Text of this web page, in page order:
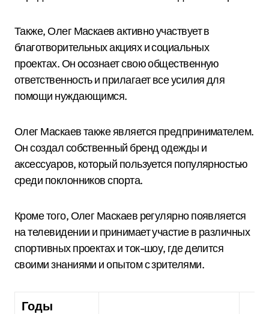
Также, Олег Маскаев активно участвует в
благотворительных акциях и социальных
проектах. Он осознает свою общественную
ответственность и прилагает все усилия для
помощи нуждающимся.
Олег Маскаев также является предпринимателем.
Он создал собственный бренд одежды и
аксессуаров, который пользуется популярностью
среди поклонников спорта.
Кроме того, Олег Маскаев регулярно появляется
на телевидении и принимает участие в различных
спортивных проектах и ток-шоу, где делится
своими знаниями и опытом с зрителями.
Годы